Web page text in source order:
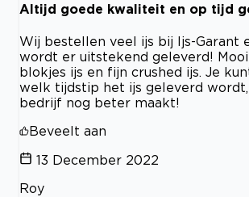
Altijd goede kwaliteit en op tijd
Wij bestellen veel ijs bij Ijs-Garant
wordt er uitstekend geleverd!
blokjes ijs en fijn crushed ijs. Je
welk tijdstip het ijs geleverd
bedrijf nog beter maakt!
Beveelt aan
13 December 2022
Roy